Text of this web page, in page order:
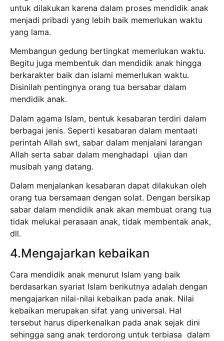
untuk dilakukan karena dalam proses mendidik anak
menjadi pribadi yang lebih baik memerlukan waktu
yang lama.
Membangun gedung bertingkat memerlukan waktu.
Begitu juga membentuk dan mendidik anak hingga
berkarakter baik dan islami memerlukan waktu.
Disinilah pentingnya orang tua bersabar dalam
mendidik anak.
Dalam agama Islam, bentuk kesabaran terdiri dalam
berbagai jenis. Seperti kesabaran dalam mentaati
perintah Allah swt, sabar dalam menjalani larangan
Allah serta sabar dalam menghadapi ujian dan
musibah yang datang.
Dalam menjalankan kesabaran dapat dilakukan oleh
orang tua bersamaan dengan solat. Dengan bersikap
sabar dalam mendidik anak akan membuat orang tua
tidak melukai perasaan anak, tidak membentak anak,
dll.
4.Mengajarkan kebaikan
Cara mendidik anak menurut Islam yang baik
berdasarkan syariat Islam berikutnya adalah dengan
mengajarkan nilai-nilai kebaikan pada anak. Nilai
kebaikan merupakan sifat yang universal. Hal
tersebut harus diperkenalkan pada anak sejak dini
sehingga sang anak terdorong untuk terbiasa dalam